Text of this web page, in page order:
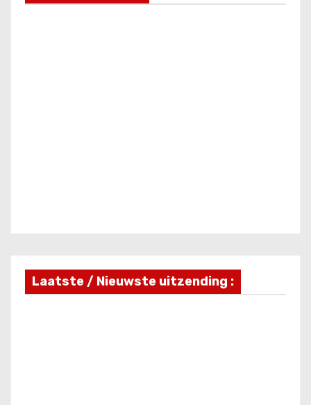
Laatste / Nieuwste uitzending :